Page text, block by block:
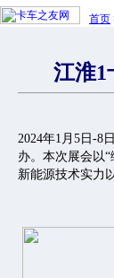
首页
江淮1
2024年1月5日-8
办。本次展会以
新能源技术实力